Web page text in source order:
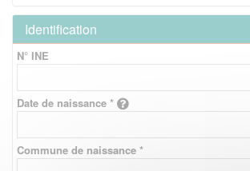
Identification
N° INE
Date de naissance *
Commune de naissance *